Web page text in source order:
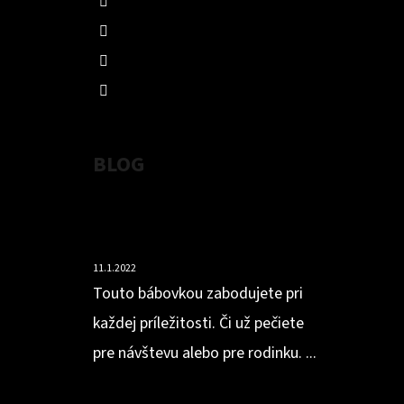
BLOG
11.1.2022
Touto bábovkou zabodujete pri
každej príležitosti. Či už pečiete
pre návštevu alebo pre rodinku. ...